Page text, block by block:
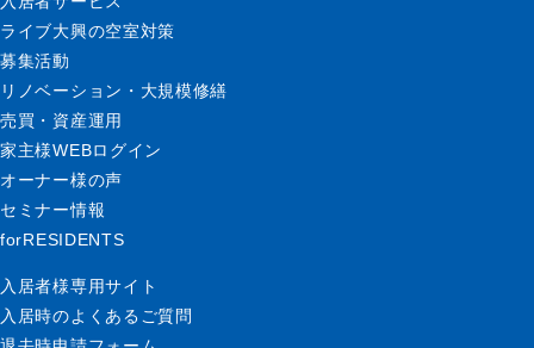
ライブ大興の空室対策
募集活動
リノベーション・大規模修繕
売買・資産運用
家主様WEBログイン
オーナー様の声
セミナー情報
forRESIDENTS
入居者様専用サイト
入居時のよくあるご質問